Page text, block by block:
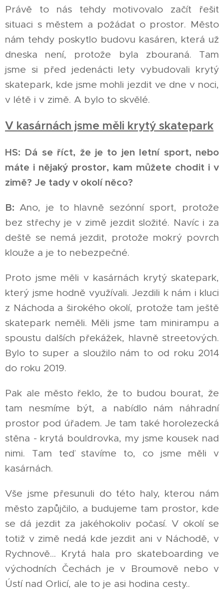
Právě to nás tehdy motivovalo začít řešit
situaci s městem a požádat o prostor. Město
nám tehdy poskytlo budovu kasáren, která už
dneska není, protože byla zbouraná. Tam
jsme si před jedenácti lety vybudovali krytý
skatepark, kde jsme mohli jezdit ve dne v noci,
v létě i v zimě. A bylo to skvělé.
V kasárnách jsme měli krytý skatepark
HS: Dá se říct, že je to jen letní sport, nebo
máte i nějaký prostor, kam můžete chodit i v
zimě? Je tady v okolí něco?
B: Ano, je to hlavně sezónní sport, protože
bez střechy je v zimě jezdit složité. Navíc i za
deště se nemá jezdit, protože mokrý povrch
klouže a je to nebezpečné.
Proto jsme měli v kasárnách krytý skatepark,
který jsme hodně využívali. Jezdili k nám i kluci
z Náchoda a širokého okolí, protože tam ještě
skatepark neměli. Měli jsme tam minirampu a
spoustu dalších překážek, hlavně streetových.
Bylo to super a sloužilo nám to od roku 2014
do roku 2019.
Pak ale město řeklo, že to budou bourat, že
tam nesmíme být, a nabídlo nám náhradní
prostor pod úřadem. Je tam také horolezecká
stěna - krytá bouldrovka, my jsme kousek nad
nimi. Tam teď stavíme to, co jsme měli v
kasárnách.
Vše jsme přesunuli do této haly, kterou nám
město zapůjčilo, a budujeme tam prostor, kde
se dá jezdit za jakéhokoliv počasí. V okolí se
totiž v zimě nedá kde jezdit ani v Náchodě, v
Rychnově… Krytá hala pro skateboarding ve
východních Čechách je v Broumově nebo v
Ústí nad Orlicí, ale to je asi hodina cesty..